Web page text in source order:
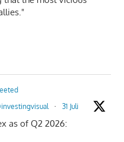
· 31 Juli
as of Q2 2026: